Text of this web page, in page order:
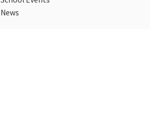
News